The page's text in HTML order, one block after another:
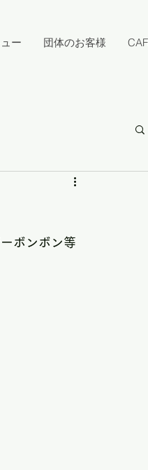
ー 団体のお客様
ボンボン等